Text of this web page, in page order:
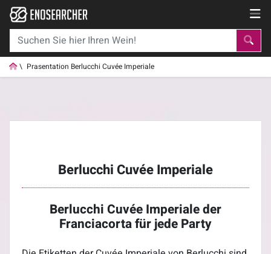
Prasentation Berlucchi Cuvée Imperiale
Berlucchi Cuvée Imperiale
Berlucchi Cuvée Imperiale der
Franciacorta für jede Party